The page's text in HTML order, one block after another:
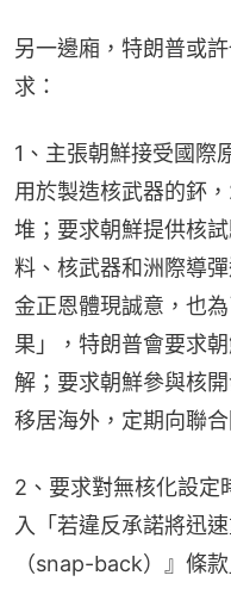
另一邊廂，特朗普或
求：
1、主張朝鮮接受國際
用於製造核武器的鈈
堆；要求朝鮮提供核
料、核武器和洲際導
金正恩體現誠意，也
果」，特朗普會要求
解；要求朝鮮參與核
移居海外，定期向聯
2、要求對無核化設定
入「若違反承諾將迅
（snap-back）』條款